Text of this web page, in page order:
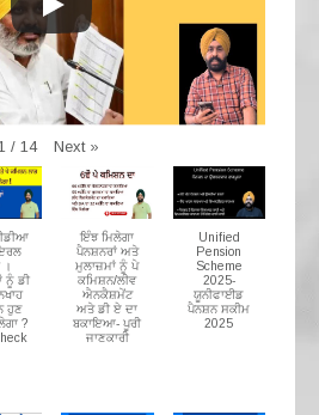
/ 14 Next »
।
ਨੂੰ ਡੀ
ਹੁਣ
?
ਇੰਝ ਮਿਲੇਗਾ
ਪੈਨਸ਼ਨਰਾਂ ਅਤੇ
ਮੁਲਾਜ਼ਮਾਂ ਨੂੰ ਪੇ
ਕਮਿਸ਼ਨ/ਲੀਵ
ਐਨਕੈਸ਼ਮੇਂਟ
ਅਤੇ ਡੀ ਏ ਦਾ
ਬਕਾਇਆ- ਪੂਰੀ
ਜਾਣਕਾਰੀ
Unified
Pension
Scheme
2025-
ਯੂਨੀਫਾਈਡ
ਪੈਨਸ਼ਨ ਸਕੀਮ
2025